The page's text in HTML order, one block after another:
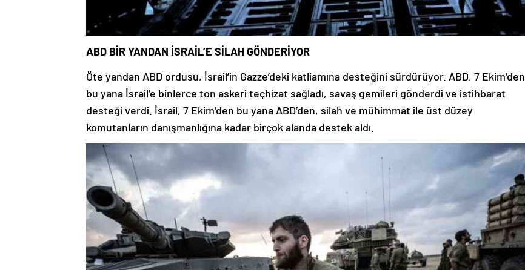
ABD BİR YANDAN İSRAİL’E SİLAH GÖNDERİYOR
Öte yandan ABD ordusu, İsrail’in Gazze’deki katliamına desteğini sürdürüyor. ABD, 7 Ekim’den
bu yana İsrail’e binlerce ton askeri teçhizat sağladı, savaş gemileri gönderdi ve istihbarat
desteği verdi. İsrail, 7 Ekim’den bu yana ABD’den, silah ve mühimmat ile üst düzey
komutanların danışmanlığına kadar birçok alanda destek aldı.